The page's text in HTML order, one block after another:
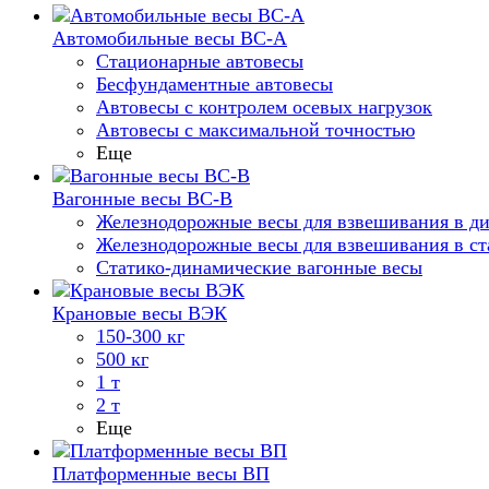
Автомобильные весы ВС-А
Стационарные автовесы
Бесфундаментные автовесы
Автовесы с контролем осевых нагрузок
Автовесы с максимальной точностью
Еще
Вагонные весы ВС-В
Железнодорожные весы для взвешивания в
Железнодорожные весы для взвешивания в
Статико-динамические вагонные весы
Крановые весы ВЭК
150-300 кг
500 кг
1 т
2 т
Еще
Платформенные весы ВП